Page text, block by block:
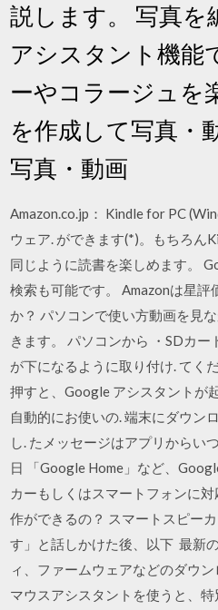
説します。 写真を
アシスタント機能
ーやコラージュを
を作成して写真・
写真・動画
Amazon.co.jp： Kindle for PC
ウェア. ができます(*)。もちろん
同じように読書を楽しめます。
検索も可能です。 Amazonは星
か？ パソコンで使い方動画を見
きます。 パソコンから ・SDカ
が下になるように取り付け. てく
押すと、Google アシスタントが
自動的にお使いの. 端末にダウン
し. たメッセージはアプリからい
日 「Google Home」など、
カーもしくはスマートフォンに
作ができるの？ スマートスピー
す」と話しかけた後、以下 最新
ィ、ファームウェアなどのダウ
マウスアシスタントを使うと、特